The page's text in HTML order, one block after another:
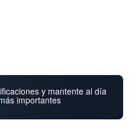
y mantente al día
importantes